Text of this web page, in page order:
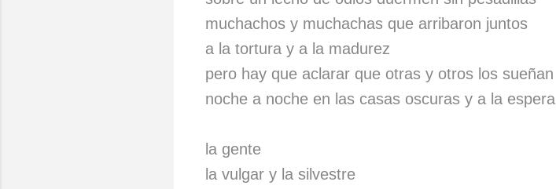
muchachos y muchachas que arribaron juntos
a la tortura y a la madurez
pero hay que aclarar que otras y otros los sueñan
noche a noche en las casas oscuras y a la espera
la gente
la vulgar y la silvestre